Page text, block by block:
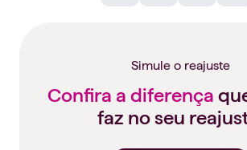
Simule o reajuste
Confira a diferença
faz no seu